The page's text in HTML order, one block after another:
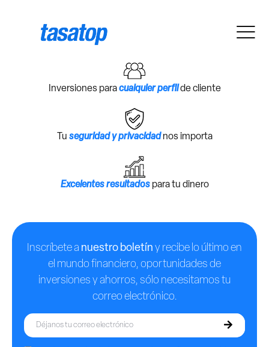
Inversiones paracualquier perfilde cliente
Tu seguridad y privacidadnos importa
Excelentes resultadospara tu dinero
Inscríbete a nuestro boletín y recibe lo último en
el mundo financiero, oportunidades de
inversiones y ahorros, sólo necesitamos tu
correo electrónico.